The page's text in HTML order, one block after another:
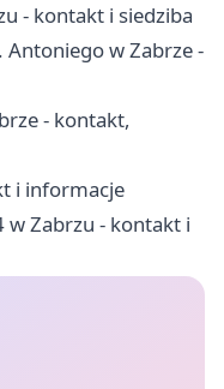
- kontakt i siedziba
Antoniego w Zabrze -
- kontakt,
i informacje
w Zabrzu - kontakt i